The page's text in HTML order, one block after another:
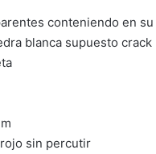
conteniendo en
blanca supuesto crack
sin percutir